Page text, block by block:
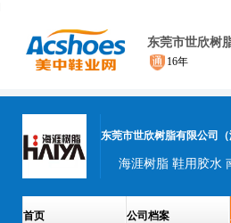
东莞市世欣树
16年
东莞市世欣树脂有限公司（
首页 公司档案